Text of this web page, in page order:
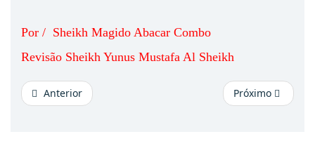
Por / Sheikh Magido Abacar Combo
Revisão Sheikh Yunus Mustafa Al Sheikh
Anterior Próximo